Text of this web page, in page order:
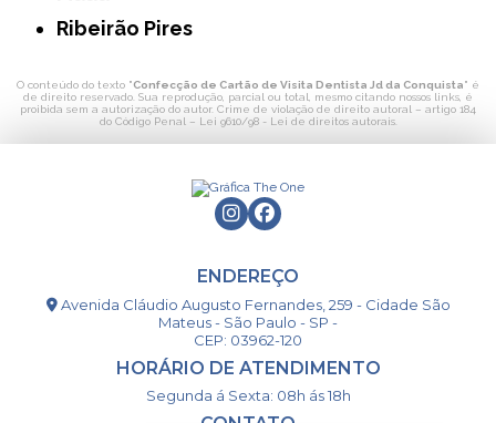
Ribeirão Pires
O conteúdo do texto "Confecção de Cartão de Visita Dentista Jd da Conquista" é
de direito reservado. Sua reprodução, parcial ou total, mesmo citando nossos links, é
proibida sem a autorização do autor. Crime de violação de direito autoral – artigo 184
do Código Penal – Lei 9610/98 - Lei de direitos autorais.
ENDEREÇO
Avenida Cláudio Augusto Fernandes, 259 - Cidade São
Mateus - São Paulo - SP -
CEP: 03962-120
HORÁRIO DE ATENDIMENTO
Segunda á Sexta: 08h ás 18h